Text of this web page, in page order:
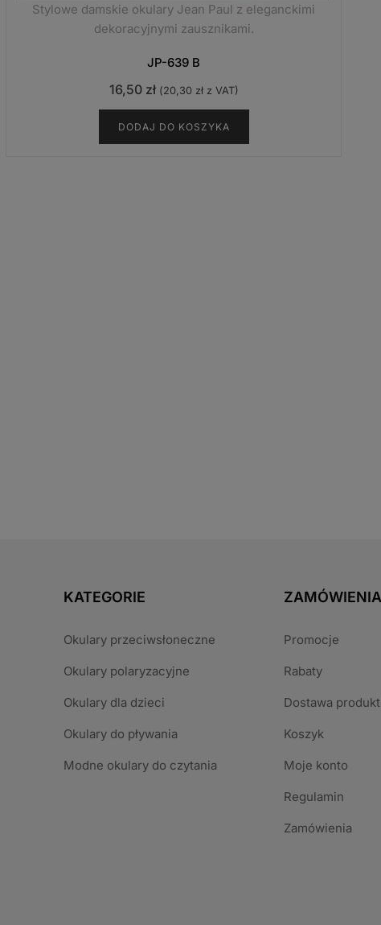
Stylowe damskie okulary Jean Paul z eleganckimi
dekoracyjnymi zausznikami.
JP-639 B
16,50 zł (20,30 złz VAT)
DODAJ DO KOSZYKA
KATEGORIE
Okulary przeciwsłoneczne
Okulary polaryzacyjne
Okulary dla dzieci
Okulary do pływania
Modne okulary do czytania
ZAMÓWIENIA
Promocje
Rabaty
Dostawa
Koszyk
Moje konto
Regulamin
Zamówienia